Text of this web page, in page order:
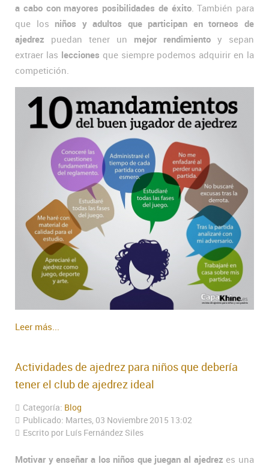
a cabo con mayores posibilidades de éxito. También para
que los niños y adultos que participan en torneos de
ajedrez puedan tener un mejor rendimiento y sepan
extraer las lecciones que siempre podemos adquirir en la
competición.
Leer más...
Actividades de ajedrez para niños que debería
tener el club de ajedrez ideal
Categoría: Blog
Publicado: Martes, 03 Noviembre 2015 13:02
Escrito por Luís Fernández Siles
Motivar y enseñar a los niños que juegan al ajedrez es una